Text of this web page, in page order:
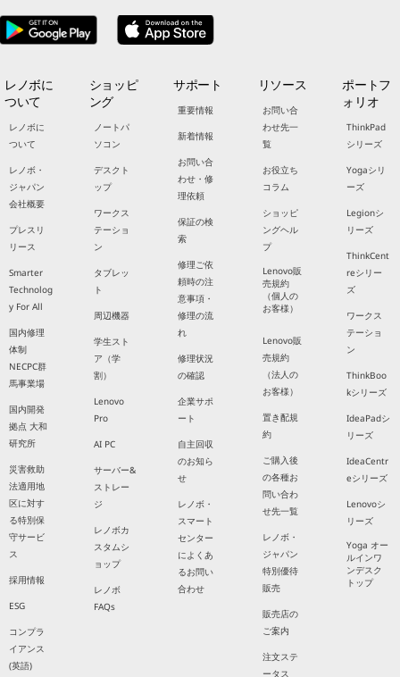
レノボに
ついて
レノボに
ついて
レノボ・
ジャパン
会社概要
プレスリ
リース
Smarter
Technolog
y For All
国内修理
体制
NECPC群
馬事業場
国内開発
拠点 大和
研究所
災害救助
法適用地
区に対す
る特別保
守サービ
ス
採用情報
ESG
コンプラ
イアンス
(英語)
ショッピ
ング
ノートパ
ソコン
デスクト
ップ
ワークス
テーショ
ン
タブレッ
ト
周辺機器
学生スト
ア（学
割）
Lenovo
Pro
AI PC
サーバー&
ストレー
ジ
レノボカ
スタムシ
ョップ
レノボ
FAQs
サポート
重要情報
新着情報
お問い合
わせ・修
理依頼
保証の検
索
修理ご依
頼時の注
意事項・
修理の流
れ
修理状況
の確認
企業サポ
ート
自主回収
のお知ら
せ
レノボ・
スマート
センター
によくあ
るお問い
合わせ
リソース
お問い合
わせ先一
覧
お役立ち
コラム
ショッピ
ングヘル
プ
Lenovo販
売規約
（個人の
お客様）
Lenovo販
売規約
（法人の
お客様）
置き配規
約
ご購入後
の各種お
問い合わ
せ先一覧
レノボ・
ジャパン
特別優待
販売
販売店の
ご案内
注文ステ
ータス
ポートフ
ォリオ
ThinkPad
シリーズ
Yogaシリ
ーズ
Legionシ
リーズ
ThinkCent
reシリー
ズ
ワークス
テーショ
ン
ThinkBoo
kシリーズ
IdeaPadシ
リーズ
IdeaCentr
eシリーズ
Lenovoシ
リーズ
Yoga オー
ルインワ
ンデスク
トップ